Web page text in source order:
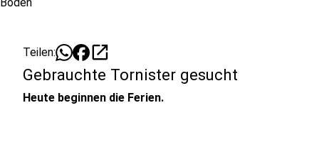
Teilen: open_in_new
Gebrauchte Tornister gesucht
Heute beginnen die Ferien.